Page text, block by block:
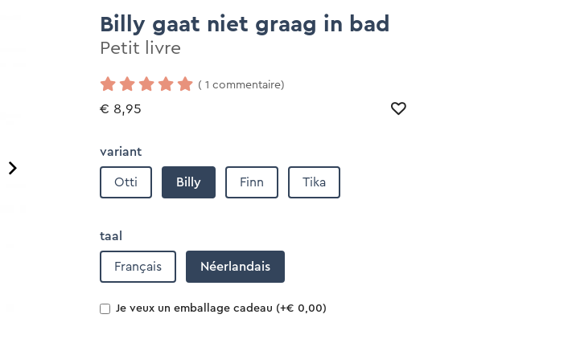
Billy gaat niet graag in bad
Petit livre
( 1 commentaire)
€ 8,95
variant
Otti Billy Finn Tika
taal
Français Néerlandais
Je veux un emballage cadeau (+€ 0,00)